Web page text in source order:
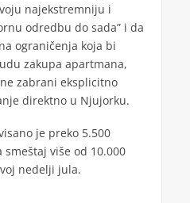
najekstremniju i
odredbu do sada” i da
ograničenja koja bi
zakupa apartmana,
zabrani eksplicitno
direktno u Njujorku.
je preko 5.500
više od 10.000
nedelji jula.